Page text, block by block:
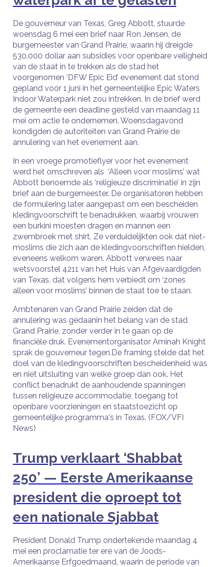
De gouverneur van Texas, Greg Abbott, stuurde
woensdag 6 mei een brief naar Ron Jensen, de
burgemeester van Grand Prairie, waarin hij dreigde
530.000 dollar aan subsidies voor openbare veiligheid
van de staat in te trekken als de stad het
voorgenomen ‘DFW Epic Eid’ evenement dat stond
gepland voor 1 juni in het gemeentelijke Epic Waters
Indoor Waterpark niet zou intrekken. In de brief werd
de gemeente een deadline gesteld van maandag 11
mei om actie te ondernemen. Woensdagavond
kondigden de autoriteiten van Grand Prairie de
annulering van het evenement aan.
In een vroege promotieflyer voor het evenement
werd het omschreven als ‘Alleen voor moslims’ wat
Abbott benoemde als ‘religieuze discriminatie’ in zijn
brief aan de burgemeester. De organisatoren hebben
de formulering later aangepast om een ​​bescheiden
kledingvoorschrift te benadrukken, waarbij vrouwen
een burkini moesten dragen en mannen een
zwembroek met shirt. Ze verduidelijkten ook dat niet-
moslims die zich aan de kledingvoorschriften hielden,
eveneens welkom waren. Abbott verwees naar
wetsvoorstel 4211 van het Huis van Afgevaardigden
van Texas, dat volgens hem verbiedt om ‘zones
alleen voor moslims’ binnen de staat toe te staan.
Ambtenaren van Grand Prairie zeiden dat de
annulering was gedaanin het belang van de stad
Grand Prairie, zonder verder in te gaan op de
financiële druk. Evenementorganisator Aminah Knight
sprak de gouverneur tegen.De framing stelde dat het
doel van de kledingvoorschriften bescheidenheid was
en niet uitsluiting van welke groep dan ook. Het
conflict benadrukt de aanhoudende spanningen
tussen religieuze accommodatie, toegang tot
openbare voorzieningen en staatstoezicht op
gemeentelijke programma's in Texas. (FOX/VFI
News)
Trump verklaart ‘Shabbat
250’ — Eerste Amerikaanse
president die oproept tot
een nationale Sjabbat
President Donald Trump ondertekende maandag 4
mei een proclamatie ter ere van de Joods-
Amerikaanse Erfgoedmaand, waarin de periode van